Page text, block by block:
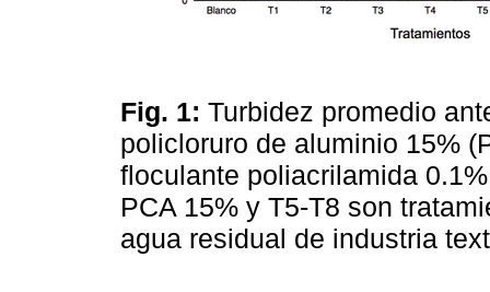
Fig. 1: Turbidez promedio
policloruro de aluminio 15%
floculante poliacrilamida
PCA 15% y T5-T8 son
agua residual de industria